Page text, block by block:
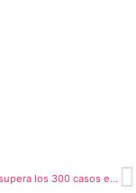
COVID-19 ya supera los 300 casos en la región